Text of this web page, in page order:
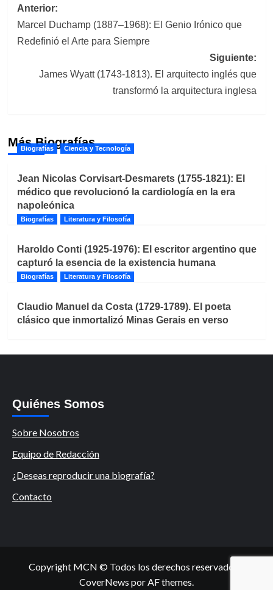
Navegación
de
Anterior:
Marcel Duchamp (1887–1968): El Genio Irónico que
Redefinió el Arte para Siempre
Siguiente:
James Wyatt (1743-1813). El arquitecto inglés que
transformó la arquitectura inglesa
Más Biografías
Biografías Ciencia y Tecnología
Jean Nicolas Corvisart-Desmarets (1755-1821): El
médico que revolucionó la cardiología en la era
napoleónica
Biografías Literatura y Filosofía
Haroldo Conti (1925-1976): El escritor argentino que
capturó la esencia de la existencia humana
Biografías Literatura y Filosofía
Claudio Manuel da Costa (1729-1789). El poeta
clásico que inmortalizó Minas Gerais en verso
Quiénes Somos
Sobre Nosotros
Equipo de Redacción
¿Deseas reproducir una biografía?
Contacto
Copyright MCN © Todos los derechos reservados.
CoverNews por AF themes.